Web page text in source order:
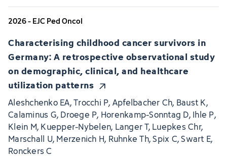
2026 - EJC Ped Oncol
Characterising childhood cancer survivors in
Germany: A retrospective observational study
on demographic, clinical, and healthcare
utilization patterns
Aleshchenko EA, Trocchi P, Apfelbacher Ch, Baust K,
Calaminus G, Droege P, Horenkamp-Sonntag D, Ihle P,
Klein M, Kuepper-Nybelen, Langer T, Luepkes Chr,
Marschall U, Merzenich H, Ruhnke Th, Spix C, Swart E,
Ronckers C